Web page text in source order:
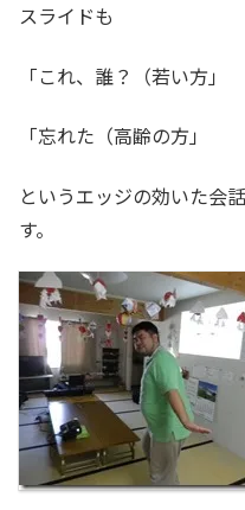
スライドも
「これ、誰？（若い方」
「忘れた（高齢の方」
というエッジの効いた会
す。